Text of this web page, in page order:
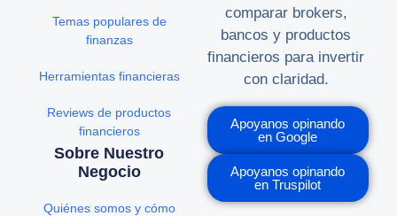
comparar brokers,
bancos y productos
financieros para invertir
con claridad.
Apoyanos opinando
en Google
Apoyanos opinando
en Truspilot
Temas populares de
finanzas
Herramientas financieras
Reviews de productos
financieros
Sobre Nuestro
Negocio
Quiénes somos y cómo